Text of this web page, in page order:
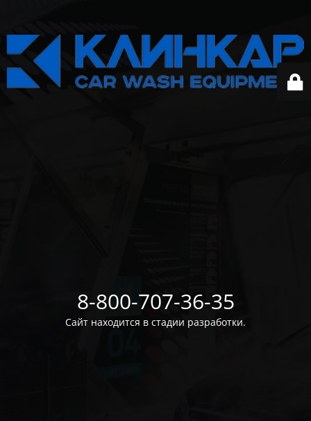
8-800-707-36-35
Сайт находится в стадии разработки.